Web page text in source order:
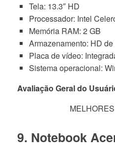
Tela: 13.3″ HD
Processador: Intel
Memória RAM: 2 GB
Armazenamento: HD de
Placa de vídeo:
Sistema operacional:
Avaliação Geral do
9. Notebook